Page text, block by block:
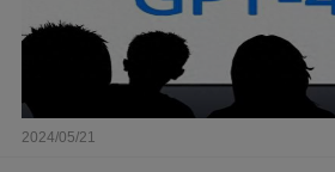
2024/05/21